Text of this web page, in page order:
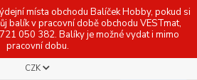
místa obchodu Balíček Hobby, pokud si
balík v pracovní době obchodu VESTmat,
050 382. Balíky je možné vydat i mimo
pracovní dobu.
CZK